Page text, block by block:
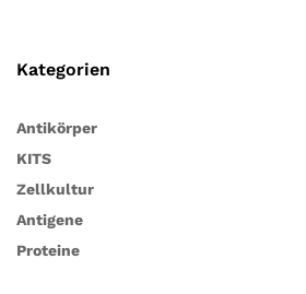
Kategorien
Antikörper
KITS
Zellkultur
Antigene
Proteine